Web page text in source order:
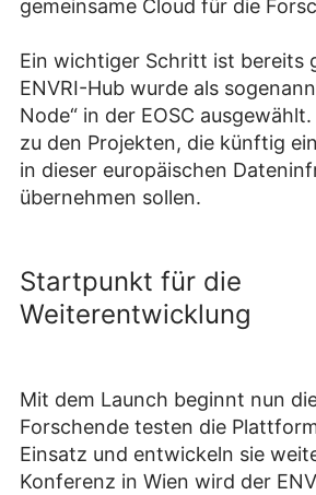
gemeinsame Cloud für die
Ein wichtiger Schritt ist bereits
ENVRI-Hub wurde als
Node“ in der EOSC
zu den Projekten, die künftig
in dieser europäischen
übernehmen sollen.
Startpunkt für die
Weiterentwicklung
Mit dem Launch beginnt nun
Forschende testen die
Einsatz und entwickeln sie
Konferenz in Wien wird der